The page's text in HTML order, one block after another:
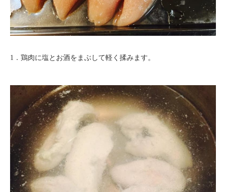
1．鶏肉に塩とお酒をまぶして軽く揉みます。